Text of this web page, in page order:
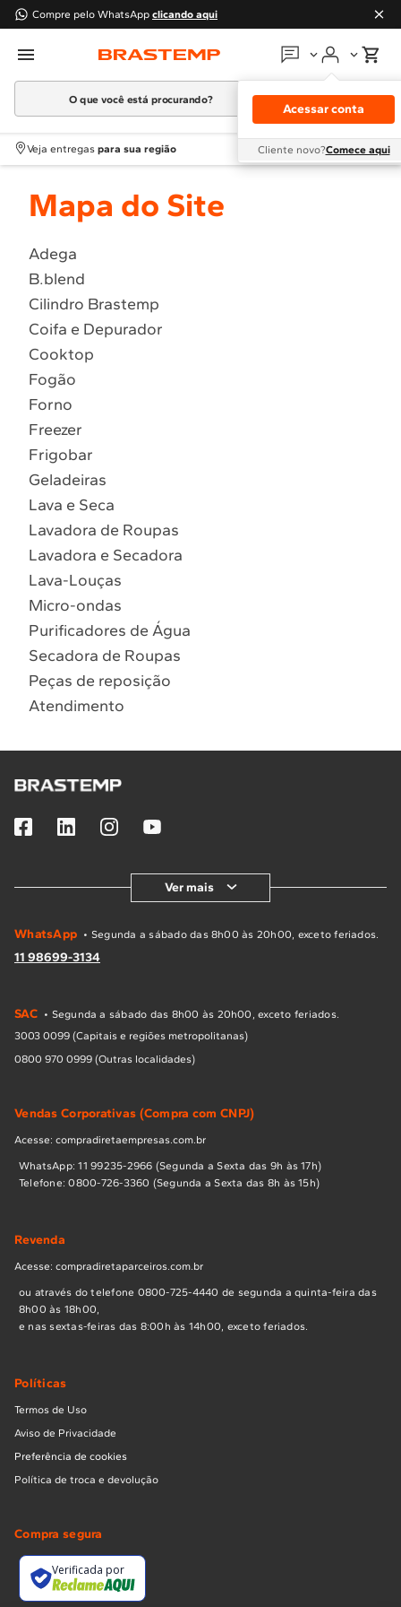
Compre pelo WhatsApp clicando aqui
Em que podemos ajudar?
Atendimento Brastemp
Localizar assistência técnica
Acessar conta
Cliente novo?Comece aqui
O que você está procurando?
Termos mais buscados
1º Geladeira
2
Fogao
4 º Lava Louça
5 º Cooktop
6º Microondas Brastemp
7º Forno
8º Embutir
9º Lava Seca
Veja entregas para sua região
Mapa do Site
Adega
B.blend
Cilindro Brastemp
Coifa e Depurador
Cooktop
Fogão
Forno
Freezer
Frigobar
Geladeiras
Lava e Seca
Lavadora de Roupas
Lavadora e Secadora
Lava-Louças
Micro-ondas
Purificadores de Água
Secadora de Roupas
Peças de reposição
Atendimento
Ver mais
WhatsApp • Segunda a sábado das 8h00 às 20h00, exceto feriados.
11 98699-3134
SAC • Segunda a sábado das 8h00 às 20h00, exceto feriados.
3003 0099 (Capitais e regiões metropolitanas)
0800 970 0999 (Outras localidades)
Vendas Corporativas (Compra com CNPJ)
Acesse: compradiretaempresas.com.br
WhatsApp: 11 99235-2966 (Segunda a Sexta das 9h às 17h)
Telefone: 0800-726-3360 (Segunda a Sexta das 8h às 15h)
Revenda
Acesse: compradiretaparceiros.com.br
ou através do telefone 0800-725-4440 de segunda a quinta-feira das
8h00 às 18h00,
e nas sextas-feiras das 8:00h às 14h00, exceto feriados.
Políticas
Termos de Uso
Aviso de Privacidade
Preferência de cookies
Política de troca e devolução
Compra segura
Verificada por